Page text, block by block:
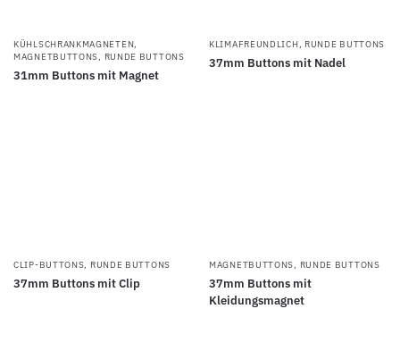
KÜHLSCHRANKMAGNETEN,
MAGNETBUTTONS, RUNDE BUTTONS
31mm Buttons mit Magnet
KLIMAFREUNDLICH, RUNDE BUTTONS
37mm Buttons mit Nadel
CLIP-BUTTONS, RUNDE BUTTONS
37mm Buttons mit Clip
MAGNETBUTTONS, RUNDE BUTTONS
37mm Buttons mit
Kleidungsmagnet